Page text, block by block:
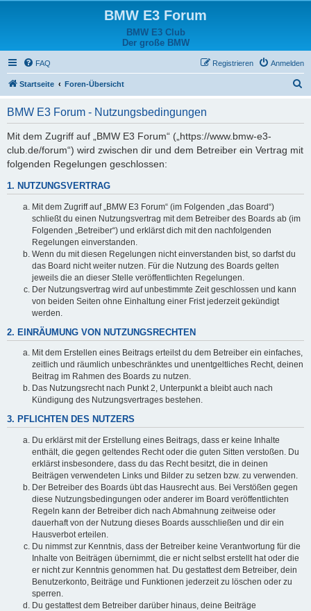
BMW E3 Forum
BMW E3 Club
Der große BMW
FAQ Anmelden
Registrieren
Startseite Foren-Übersicht
BMW E3 Forum - Nutzungsbedingungen
Mit dem Zugriff auf „BMW E3 Forum“ („https://www.bmw-e3-
club.de/forum“) wird zwischen dir und dem Betreiber ein Vertrag mit
folgenden Regelungen geschlossen:
1. NUTZUNGSVERTRAG
Mit dem Zugriff auf „BMW E3 Forum“ (im Folgenden „das Board“)
schließt du einen Nutzungsvertrag mit dem Betreiber des Boards ab (im
Folgenden „Betreiber“) und erklärst dich mit den nachfolgenden
Regelungen einverstanden.
Wenn du mit diesen Regelungen nicht einverstanden bist, so darfst du
das Board nicht weiter nutzen. Für die Nutzung des Boards gelten
jeweils die an dieser Stelle veröffentlichten Regelungen.
Der Nutzungsvertrag wird auf unbestimmte Zeit geschlossen und kann
von beiden Seiten ohne Einhaltung einer Frist jederzeit gekündigt
werden.
2. EINRÄUMUNG VON NUTZUNGSRECHTEN
Mit dem Erstellen eines Beitrags erteilst du dem Betreiber ein einfaches,
zeitlich und räumlich unbeschränktes und unentgeltliches Recht, deinen
Beitrag im Rahmen des Boards zu nutzen.
Das Nutzungsrecht nach Punkt 2, Unterpunkt a bleibt auch nach
Kündigung des Nutzungsvertrages bestehen.
3. PFLICHTEN DES NUTZERS
Du erklärst mit der Erstellung eines Beitrags, dass er keine Inhalte
enthält, die gegen geltendes Recht oder die guten Sitten verstoßen. Du
erklärst insbesondere, dass du das Recht besitzt, die in deinen
Beiträgen verwendeten Links und Bilder zu setzen bzw. zu verwenden.
Der Betreiber des Boards übt das Hausrecht aus. Bei Verstößen gegen
diese Nutzungsbedingungen oder anderer im Board veröffentlichten
Regeln kann der Betreiber dich nach Abmahnung zeitweise oder
dauerhaft von der Nutzung dieses Boards ausschließen und dir ein
Hausverbot erteilen.
Du nimmst zur Kenntnis, dass der Betreiber keine Verantwortung für die
Inhalte von Beiträgen übernimmt, die er nicht selbst erstellt hat oder die
er nicht zur Kenntnis genommen hat. Du gestattest dem Betreiber, dein
Benutzerkonto, Beiträge und Funktionen jederzeit zu löschen oder zu
sperren.
Du gestattest dem Betreiber darüber hinaus, deine Beiträge